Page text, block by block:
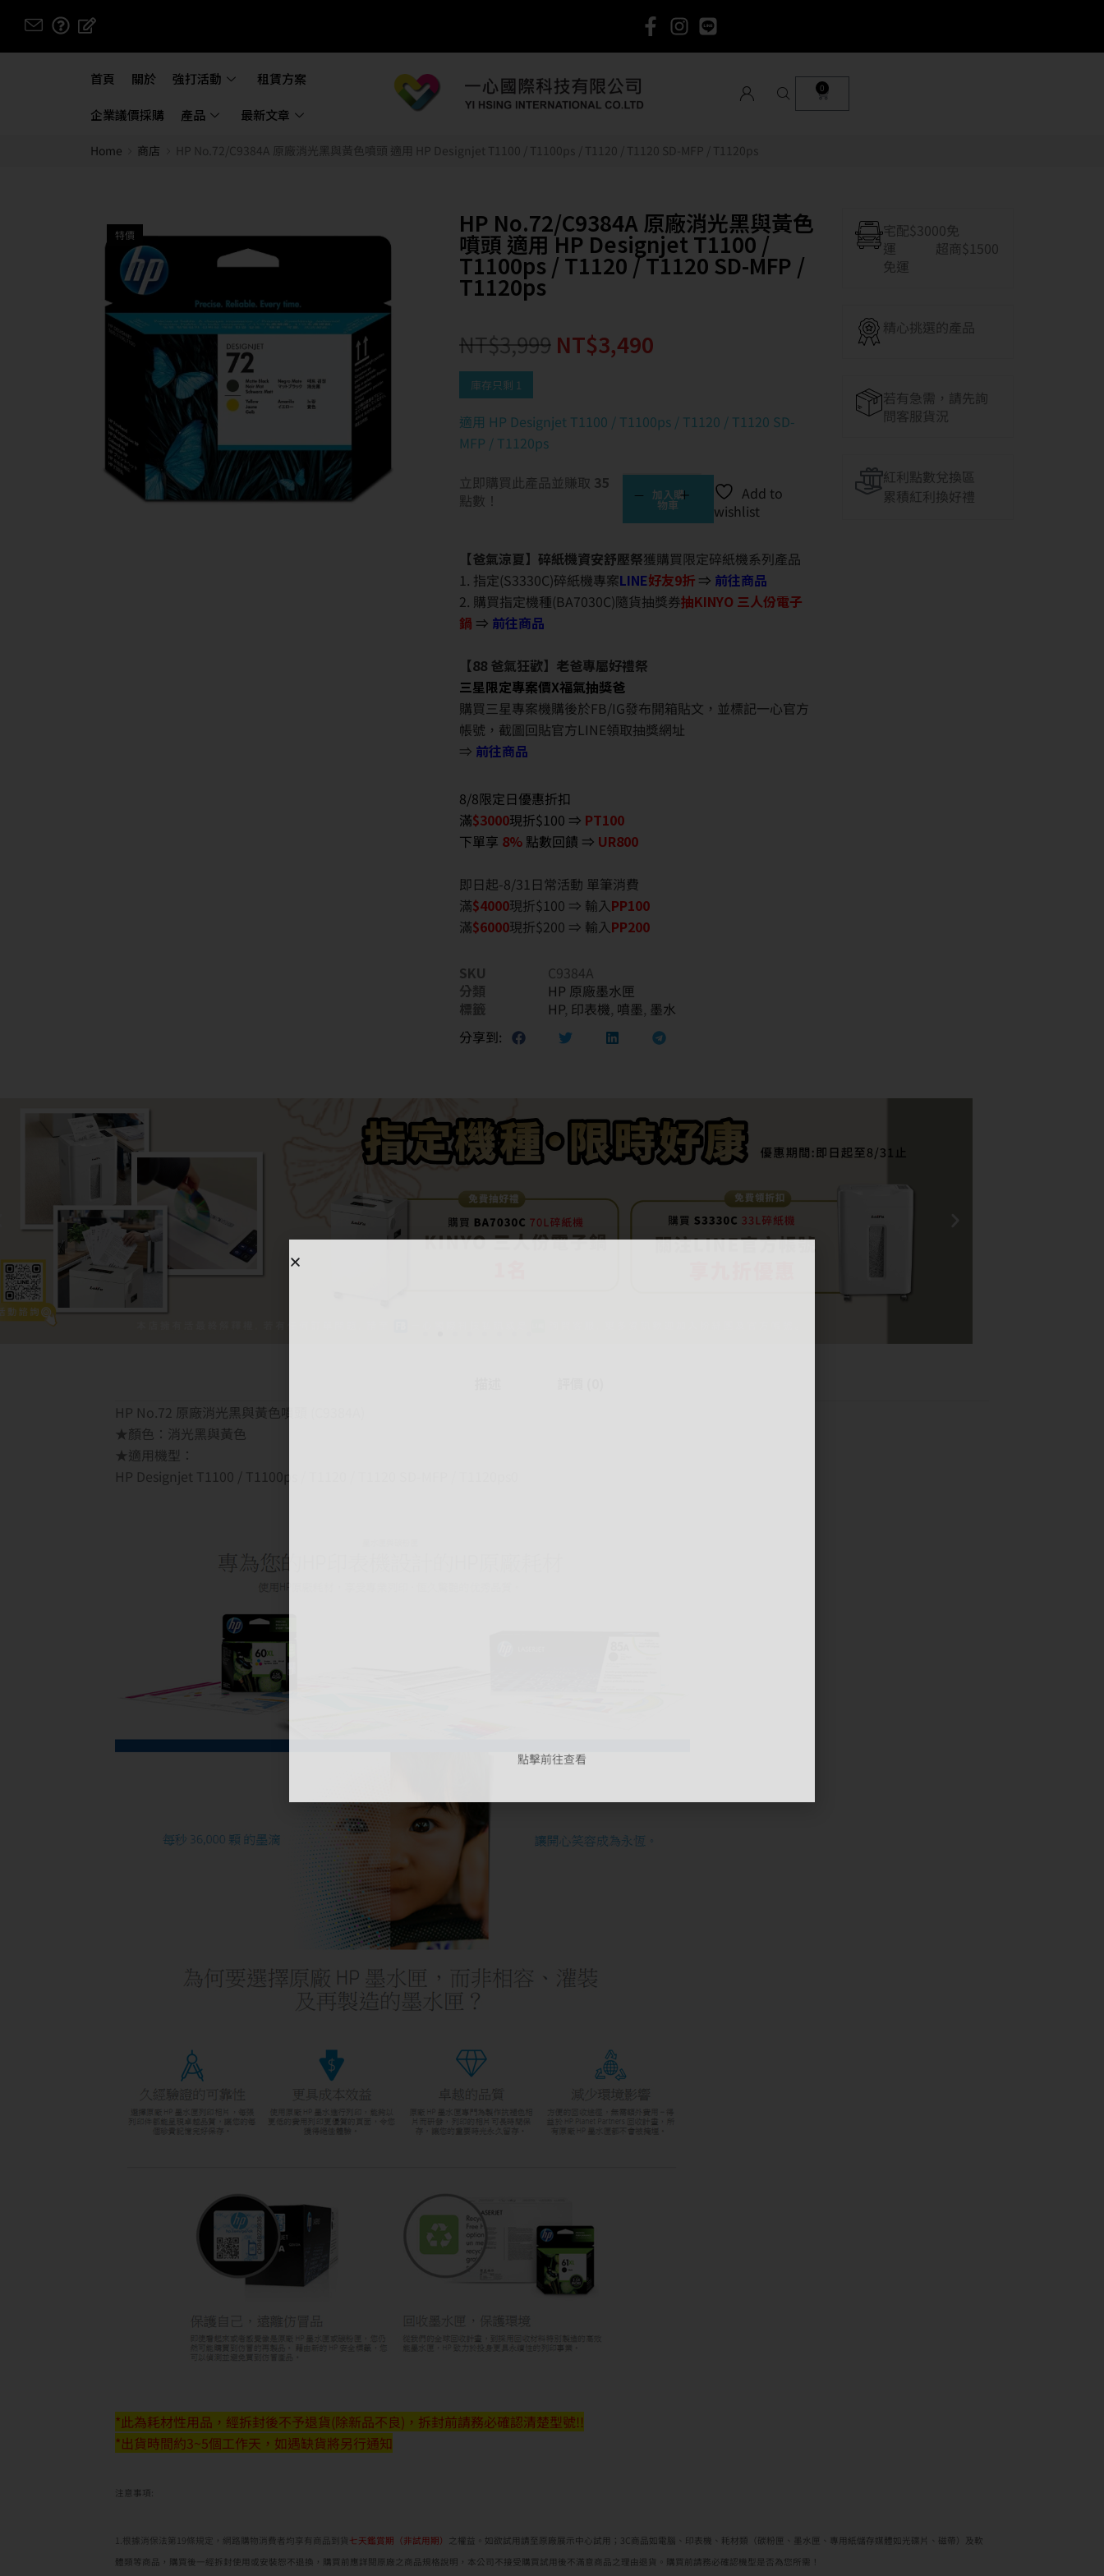
首頁 關於 強打活動 租賃方案
企業議價採購 產品 最新文章
0
Home 商店 HP No.72/C9384A 原廠消光黑與黃色噴頭 適用 HP Designjet T1100 / T1100ps / T1120 / T1120 SD-MFP / T1120ps
特價 HP No.72/C9384A 原廠消光黑與黃色
噴頭 適用 HP Designjet T1100 /
T1100ps / T1120 / T1120 SD-MFP /
T1120ps
NT$3,999 NT$3,490
庫存只剩 1
適用 HP Designjet T1100 / T1100ps / T1120 / T1120 SD-
MFP / T1120ps
立即購買此產品並賺取 35
點數！
加入購
物車
Add to
wishlist
【爸氣涼夏】碎紙機資安舒壓祭獲購買限定碎紙機系列產品
1. 指定(S3330C)碎紙機專案LINE好友9折 ⇒ 前往商品
2. 購買指定機種(BA7030C)隨貨抽獎券抽KINYO 三人份電子
鍋 ⇒ 前往商品
【88 爸氣狂歡】老爸專屬好禮祭
三星限定專案價X福氣抽獎爸
購買三星專案機購後於FB/IG發布開箱貼文，並標記一心官方
帳號，截圖回貼官方LINE領取抽獎網址
⇒ 前往商品
8/8限定日優惠折扣
滿$3000現折$100 ⇒ PT100
下單享 8% 點數回饋 ⇒ UR800
即日起-8/31日常活動 單筆消費
滿$4000現折$100 ⇒ 輸入PP100
滿$6000現折$200 ⇒ 輸入PP200
SKU
C9384A
分類
HP 原廠墨水匣
標籤
HP, 印表機, 噴墨, 墨水
分享到:
宅配$3000免
運 超商$1500
免運
精心挑選的產品
若有急需，請先詢
問客服貨況
紅利點數兌換區
累積紅利換好禮
HP No.72 原廠消光黑與黃色噴頭 (C9384A)
★顏色：消光黑與黃色
★適用機型：
HP Designjet T1100 / T1100ps / T1120 / T1120 SD-MFP / T1120ps0
*此為耗材性用品，經拆封後不予退貨(除新品不良)，拆封前請務必確認清楚型號!!
*出貨時間約3~5個工作天，如遇缺貨將另行通知
注意事項:
1.根據消保法第19條規定，網路購物消費者均享有商品到貨 七天鑑賞期（非試用期） 之權益。如欲試用請至原廠展示中心試用；3C商品如電腦、印表機、耗材類（碳粉匣、墨水匣、專用紙儲存媒體如光碟片、磁帶）及軟
體類等商品，購買後一經拆封使用或安裝恕不退換，購買前應詳閱原廠之商品規格說明，本公司不接受購買試用後不滿意商品之理由退貨。購買前請務必確認機型是否為您所需！
點擊前往查看